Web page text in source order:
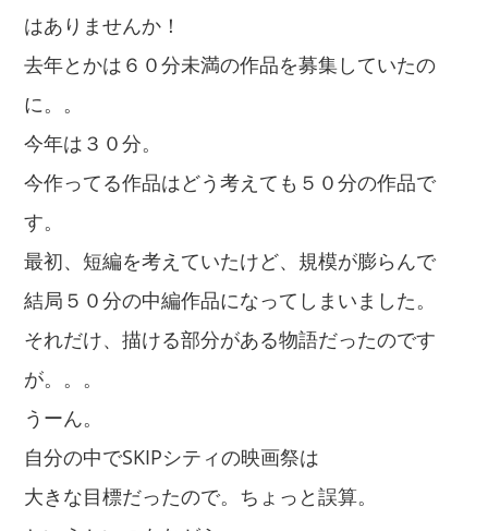
はありませんか！
去年とかは６０分未満の作品を募集していたの
に。。
今年は３０分。
今作ってる作品はどう考えても５０分の作品で
す。
最初、短編を考えていたけど、規模が膨らんで
結局５０分の中編作品になってしまいました。
それだけ、描ける部分がある物語だったのです
が。。。
うーん。
自分の中でSKIPシティの映画祭は
大きな目標だったので。ちょっと誤算。